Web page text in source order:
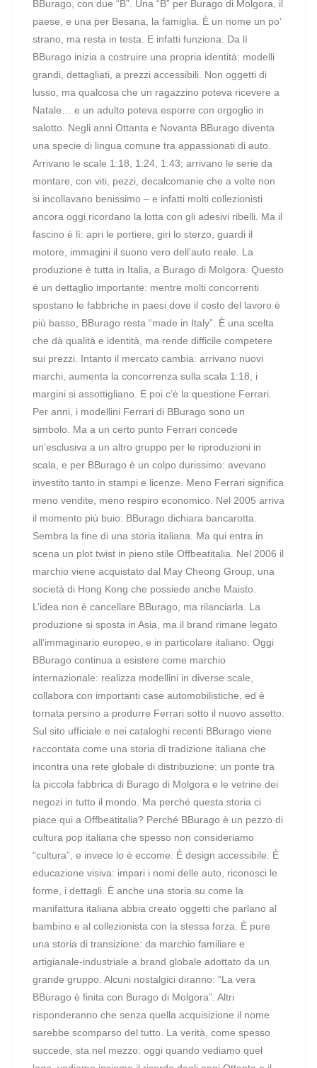
BBurago, con due “B”. Una “B” per Burago di Molgora, il
paese, e una per Besana, la famiglia. È un nome un po’
strano, ma resta in testa. E infatti funziona. Da lì
BBurago inizia a costruire una propria identità: modelli
grandi, dettagliati, a prezzi accessibili. Non oggetti di
lusso, ma qualcosa che un ragazzino poteva ricevere a
Natale… e un adulto poteva esporre con orgoglio in
salotto. Negli anni Ottanta e Novanta BBurago diventa
una specie di lingua comune tra appassionati di auto.
Arrivano le scale 1:18, 1:24, 1:43; arrivano le serie da
montare, con viti, pezzi, decalcomanie che a volte non
si incollavano benissimo – e infatti molti collezionisti
ancora oggi ricordano la lotta con gli adesivi ribelli. Ma il
fascino è lì: apri le portiere, giri lo sterzo, guardi il
motore, immagini il suono vero dell’auto reale. La
produzione è tutta in Italia, a Burago di Molgora. Questo
è un dettaglio importante: mentre molti concorrenti
spostano le fabbriche in paesi dove il costo del lavoro è
più basso, BBurago resta “made in Italy”. È una scelta
che dà qualità e identità, ma rende difficile competere
sui prezzi. Intanto il mercato cambia: arrivano nuovi
marchi, aumenta la concorrenza sulla scala 1:18, i
margini si assottigliano. E poi c’è la questione Ferrari.
Per anni, i modellini Ferrari di BBurago sono un
simbolo. Ma a un certo punto Ferrari concede
un’esclusiva a un altro gruppo per le riproduzioni in
scala, e per BBurago è un colpo durissimo: avevano
investito tanto in stampi e licenze. Meno Ferrari significa
meno vendite, meno respiro economico. Nel 2005 arriva
il momento più buio: BBurago dichiara bancarotta.
Sembra la fine di una storia italiana. Ma qui entra in
scena un plot twist in pieno stile Offbeatitalia. Nel 2006 il
marchio viene acquistato dal May Cheong Group, una
società di Hong Kong che possiede anche Maisto.
L’idea non è cancellare BBurago, ma rilanciarla. La
produzione si sposta in Asia, ma il brand rimane legato
all’immaginario europeo, e in particolare italiano. Oggi
BBurago continua a esistere come marchio
internazionale: realizza modellini in diverse scale,
collabora con importanti case automobilistiche, ed è
tornata persino a produrre Ferrari sotto il nuovo assetto.
Sul sito ufficiale e nei cataloghi recenti BBurago viene
raccontata come una storia di tradizione italiana che
incontra una rete globale di distribuzione: un ponte tra
la piccola fabbrica di Burago di Molgora e le vetrine dei
negozi in tutto il mondo. Ma perché questa storia ci
piace qui a Offbeatitalia? Perché BBurago è un pezzo di
cultura pop italiana che spesso non consideriamo
“cultura”, e invece lo è eccome. È design accessibile. È
educazione visiva: impari i nomi delle auto, riconosci le
forme, i dettagli. È anche una storia su come la
manifattura italiana abbia creato oggetti che parlano al
bambino e al collezionista con la stessa forza. È pure
una storia di transizione: da marchio familiare e
artigianale-industriale a brand globale adottato da un
grande gruppo. Alcuni nostalgici diranno: “La vera
BBurago è finita con Burago di Molgora”. Altri
risponderanno che senza quella acquisizione il nome
sarebbe scomparso del tutto. La verità, come spesso
succede, sta nel mezzo: oggi quando vediamo quel